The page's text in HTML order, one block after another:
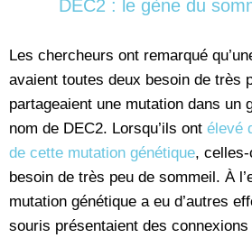
DEC2 : le gène du
Les chercheurs ont remarqué
avaient toutes deux besoin de très
partageaient une mutation dans un
nom de DEC2. Lorsqu’ils ont élevé
de cette mutation génétique,
besoin de très peu de sommeil. À
mutation génétique a eu d’autres
souris présentaient des